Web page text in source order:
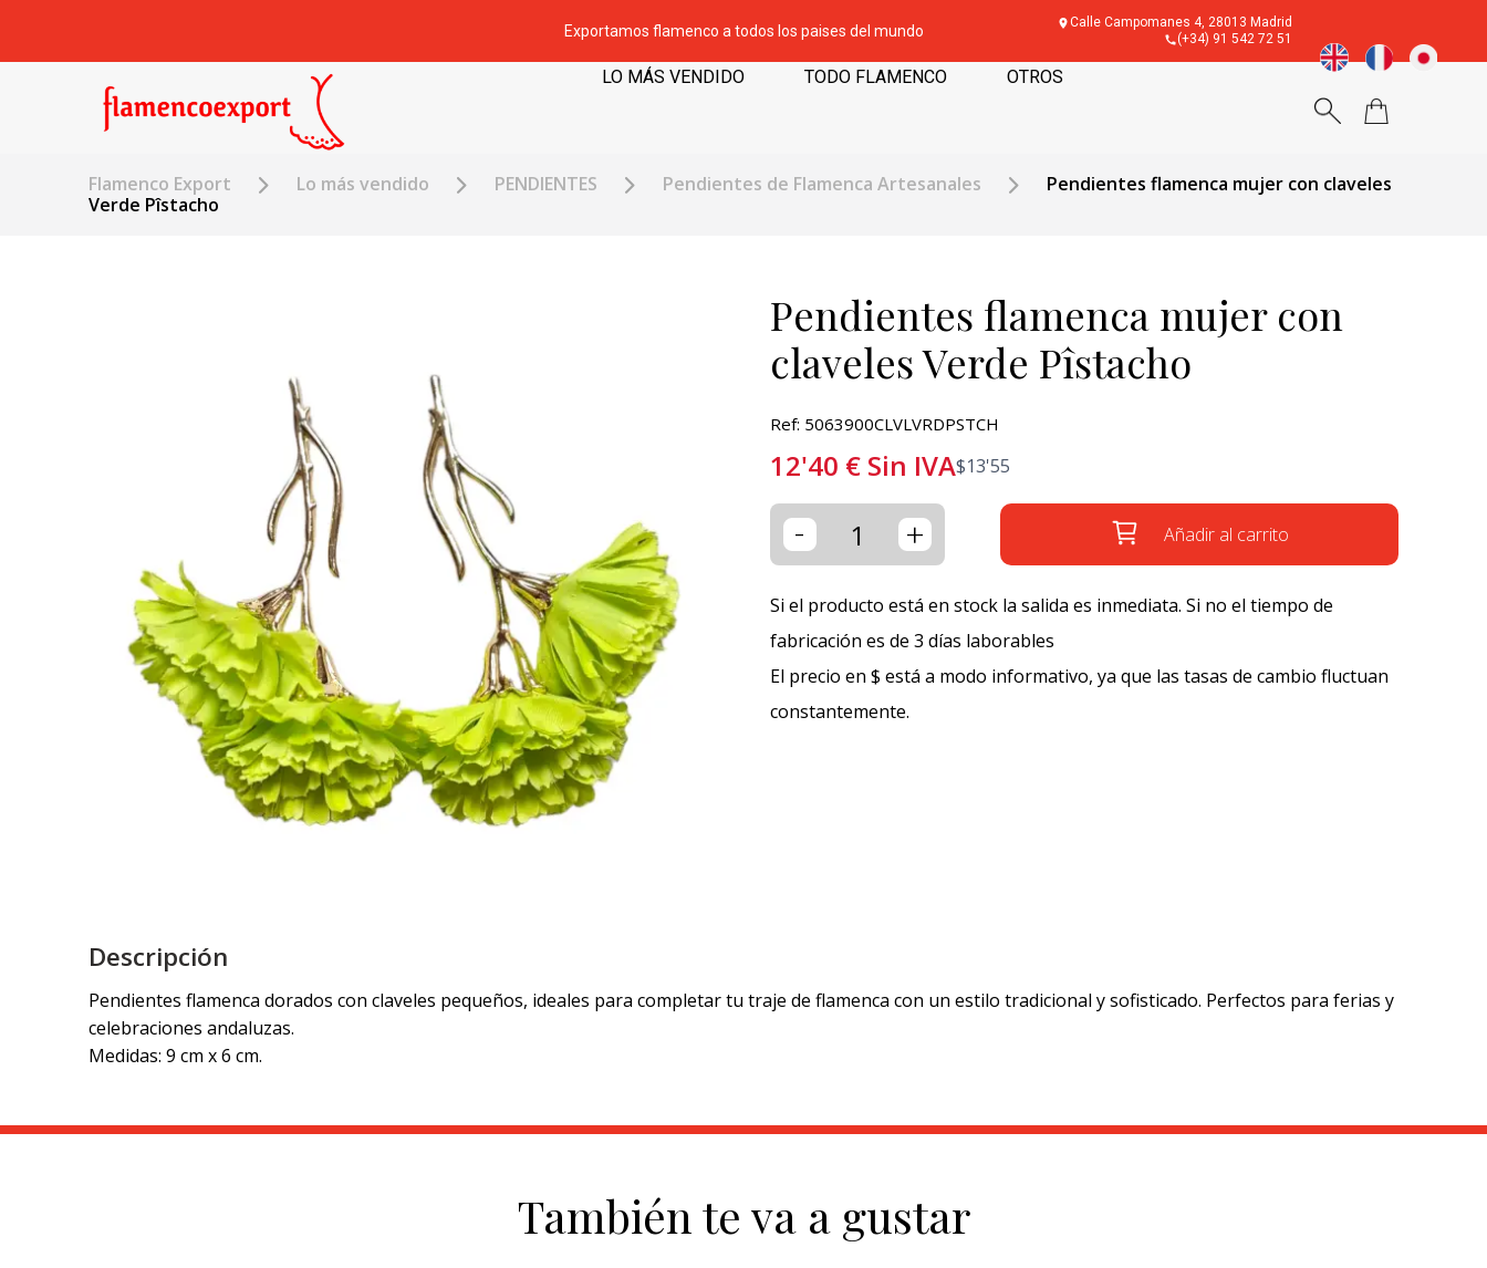
Exportamos flamenco a todos los paises del mundo
Calle Campomanes 4, 28013 Madrid
(+34) 91 542 72 51
LO MÁS VENDIDO TODO FLAMENCO OTROS
Flamenco Export Lo más vendido PENDIENTES Pendientes de Flamenca Artesanales
Pendientes flamenca mujer con claveles
Verde Pîstacho
Pendientes flamenca mujer con
claveles Verde Pîstacho
Ref: 5063900CLVLVRDPSTCH
12'40 € Sin IVA$13'55
- + Añadir al carrito
Si el producto está en stock la salida es inmediata. Si no el tiempo de
fabricación es de 3 días laborables
El precio en $ está a modo informativo, ya que las tasas de cambio fluctuan
constantemente.
Descripción
Pendientes flamenca dorados con claveles pequeños, ideales para completar tu traje de flamenca con un estilo tradicional y sofisticado. Perfectos para ferias y
celebraciones andaluzas.
Medidas: 9 cm x 6 cm.
También te va a gustar